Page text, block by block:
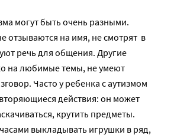
могут быть очень разными.
отзываются на имя, не смотрят в
речь для общения. Другие
на любимые темы, не умеют
Часто у ребенка с аутизмом
действия: он может
крутить предметы.
выкладывать игрушки в ряд,